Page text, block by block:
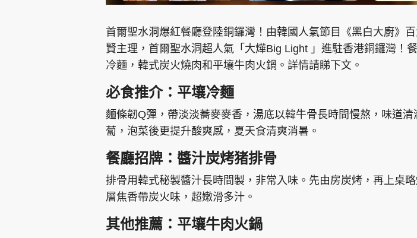
東周刊 cazbuyer 東Touch PCM 電腦廣場 星島頭條 星島
Oh!爸媽 JobMarket 頭條搵工 EDUPLUS
關於我們 聯絡我們 隱私政策聲明
首爾聖水洞爆紅餐廳登陸銅鑼灣！由韓國人氣節目《黑白大廚》
賢主理，首爾聖水洞超人氣「大燁Big Light 」進駐香港銅鑼灣！
冷麵，韓式炭火燒肉和平壤牛肉火鍋。詳情請睇下文。
必食推介：平壤冷麵
麵條韌Q彈，帶淡淡蕎麥麥香，湯底以韓牛骨長時間慢熬，味道清
蔔，泡菜後更提升酸爽感，夏天食清爽消暑。
餐廳招牌：醬汁炭烤猪排骨
排骨用韓式秘製醬汁長時間製，非常入味。先由房炭烤，再上桌
層焦香帶炭火味，超嫩滑多汁。
其他推薦：平壤牛肉火鍋